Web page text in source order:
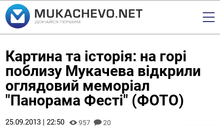
Картина та історія: на горі
поблизу Мукачева відкрили
оглядовий меморіал
"Панорама Фесті" (ФОТО)
25.09.2013 | 22:50 957 20